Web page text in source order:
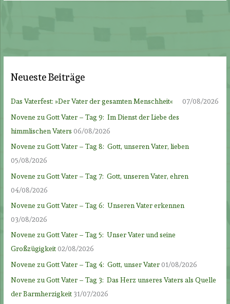
Neueste Beiträge
Das Vaterfest: »Der Vater der gesamten Menschheit«
07/08/2026
Novene zu Gott Vater – Tag 9: Im Dienst der Liebe des
himmlischen Vaters 06/08/2026
Novene zu Gott Vater – Tag 8: Gott, unseren Vater, lieben
05/08/2026
Novene zu Gott Vater – Tag 7: Gott, unseren Vater, ehren
04/08/2026
Novene zu Gott Vater – Tag 6: Unseren Vater erkennen
03/08/2026
Novene zu Gott Vater – Tag 5: Unser Vater und seine
Großzügigkeit02/08/2026
Novene zu Gott Vater – Tag 4: Gott, unser Vater01/08/2026
Novene zu Gott Vater – Tag 3: Das Herz unseres Vaters als Quelle
der Barmherzigkeit 31/07/2026